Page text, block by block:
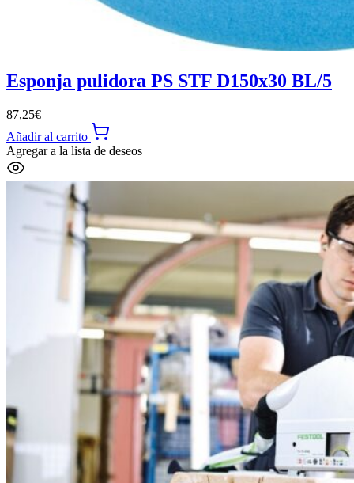
Esponja pulidora PS STF D150x30 BL/5
87,25€
Añadir al carrito
Agregar a la lista de deseos